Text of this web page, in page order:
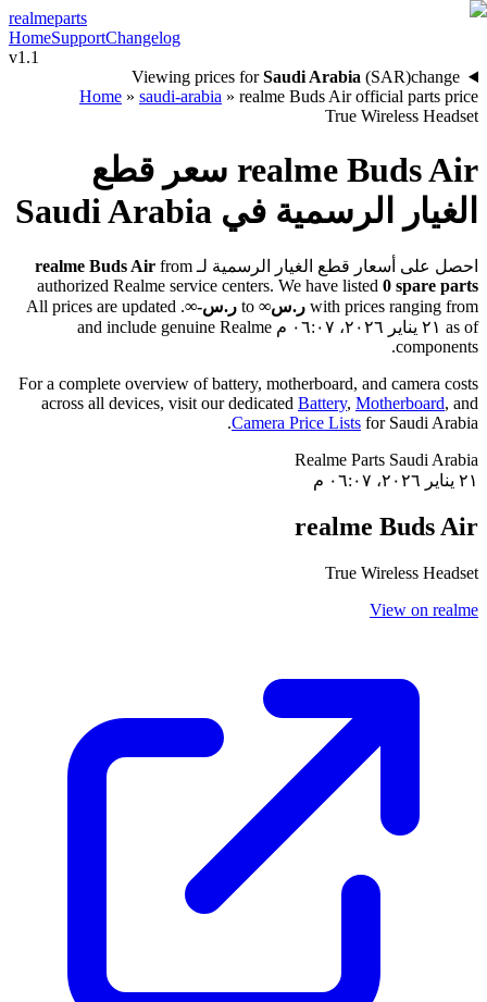
realmeparts
HomeSupportChangelog
v1.1
Viewing prices for Saudi Arabia (SAR)change
Home » saudi-arabia » realme Buds Air official parts price
True Wireless Headset
realme Buds Air سعر قطع
الغيار الرسمية في Saudi Arabia
احصل على أسعار قطع الغيار الرسمية لـ realme Buds Air from
authorized Realme service centers. We have listed 0 spare parts
with prices ranging from ر.س∞ ر.س؜-∞ . All prices are updated
as of ٢١ يناير ٢٠٢٦، ٠٦:٠٧ م
and include genuine Realme
components.
For a complete overview of battery, motherboard, and camera costs
across all devices, visit our dedicated Battery, Motherboard, and
Camera Price Lists for Saudi Arabia
.
Realme Parts Saudi Arabia
٢١ يناير ٢٠٢٦، ٠٦:٠٧ م
realme Buds Air
True Wireless Headset
View on realme